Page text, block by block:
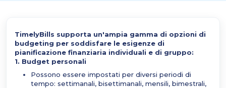
TimelyBills supporta un'ampia gamma di opzioni di
budgeting per soddisfare le esigenze di
pianificazione finanziaria individuali e di gruppo:
1. Budget personali
Possono essere impostati per diversi periodi di
tempo: settimanali, bisettimanali, mensili, bimestrali,